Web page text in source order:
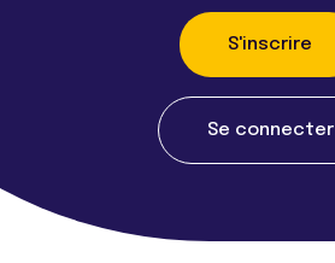
S'inscrire
Se connecter